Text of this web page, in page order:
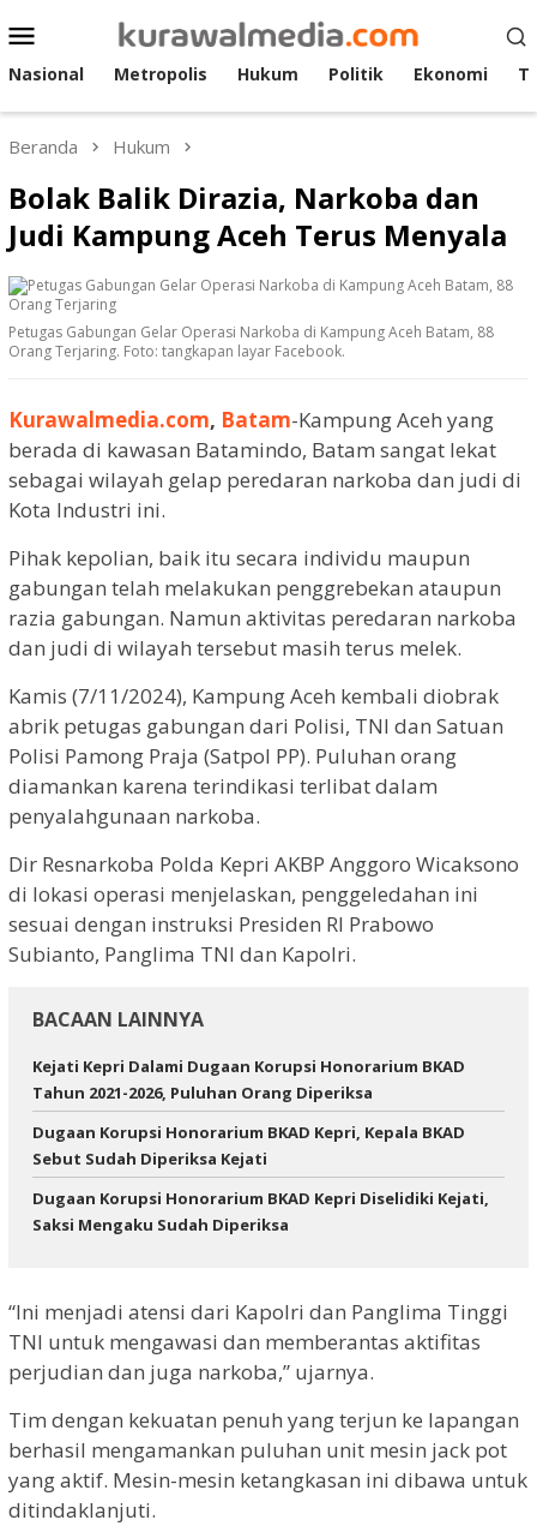
ke
konten
Menu
Mobile
Nasional Metropolis Hukum Politik Ekonomi
Beranda Hukum
Bolak Balik Dirazia, Narkoba dan
Judi Kampung Aceh Terus Menyala
Petugas Gabungan Gelar Operasi Narkoba di Kampung Aceh Batam, 88
Orang Terjaring. Foto: tangkapan layar Facebook.
Kurawalmedia.com, Batam-Kampung Aceh yang
berada di kawasan Batamindo, Batam sangat lekat
sebagai wilayah gelap peredaran narkoba dan judi di
Kota Industri ini.
Pihak kepolian, baik itu secara individu maupun
gabungan telah melakukan penggrebekan ataupun
razia gabungan. Namun aktivitas peredaran narkoba
dan judi di wilayah tersebut masih terus melek.
Kamis (7/11/2024), Kampung Aceh kembali diobrak
abrik petugas gabungan dari Polisi, TNI dan Satuan
Polisi Pamong Praja (Satpol PP). Puluhan orang
diamankan karena terindikasi terlibat dalam
penyalahgunaan narkoba.
Dir Resnarkoba Polda Kepri AKBP Anggoro Wicaksono
di lokasi operasi menjelaskan, penggeledahan ini
sesuai dengan instruksi Presiden RI Prabowo
Subianto, Panglima TNI dan Kapolri.
BACAAN LAINNYA
Kejati Kepri Dalami Dugaan Korupsi Honorarium BKAD
Tahun 2021-2026, Puluhan Orang Diperiksa
Dugaan Korupsi Honorarium BKAD Kepri, Kepala BKAD
Sebut Sudah Diperiksa Kejati
Dugaan Korupsi Honorarium BKAD Kepri Diselidiki Kejati,
Saksi Mengaku Sudah Diperiksa
“Ini menjadi atensi dari Kapolri dan Panglima Tinggi
TNI untuk mengawasi dan memberantas aktifitas
perjudian dan juga narkoba,” ujarnya.
Tim dengan kekuatan penuh yang terjun ke lapangan
berhasil mengamankan puluhan unit mesin jack pot
yang aktif. Mesin-mesin ketangkasan ini dibawa untuk
ditindaklanjuti.